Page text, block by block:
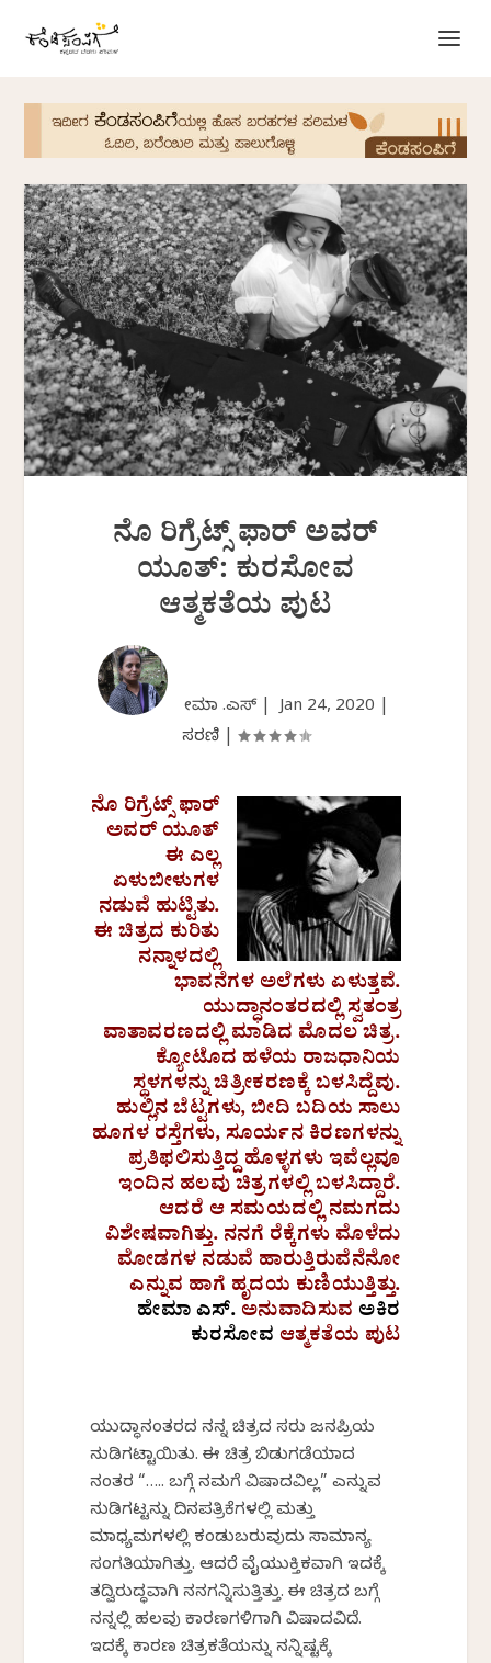
ನೊ ರಿಗ್ರೆಟ್ಸ್ ಫಾರ್ ಅವರ್
ಯೂತ್: ಕುರಸೋವ
ಆತ್ಮಕತೆಯ ಪುಟ
ಹೇಮಾ .ಎಸ್ |Jan 24, 2020
ಸರಣಿ|
ನೊ ರಿಗ್ರೆಟ್ಸ್ ಫಾರ್
ಅವರ್ ಯೂತ್
ಈ ಎಲ್ಲ
ಏಳುಬೀಳುಗಳ
ನಡುವೆ ಹುಟ್ಟಿತು.
ಈ ಚಿತ್ರದ ಕುರಿತು
ನನ್ನಾಳದಲ್ಲಿ
ಭಾವನೆಗಳ ಅಲೆಗಳು ಏಳುತ್ತವೆ.
ಯುದ್ಧಾನಂತರದಲ್ಲಿ ಸ್ವತಂತ್ರ
ವಾತಾವರಣದಲ್ಲಿ ಮಾಡಿದ ಮೊದಲ ಚಿತ್ರ.
ಕ್ಯೋಟೊದ ಹಳೆಯ ರಾಜಧಾನಿಯ
ಸ್ಥಳಗಳನ್ನು ಚಿತ್ರೀಕರಣಕ್ಕೆ ಬಳಸಿದ್ದೆವು.
ಹುಲ್ಲಿನ ಬೆಟ್ಟಗಳು, ಬೀದಿ ಬದಿಯ ಸಾಲು
ಹೂಗಳ ರಸ್ತೆಗಳು, ಸೂರ್ಯನ ಕಿರಣಗಳನ್ನು
ಪ್ರತಿಫಲಿಸುತ್ತಿದ್ದ ಹೊಳ್ಳಗಳು ಇವೆಲ್ಲವೂ
ಇಂದಿನ ಹಲವು ಚಿತ್ರಗಳಲ್ಲಿ ಬಳಸಿದ್ದಾರೆ.
ಆದರೆ ಆ ಸಮಯದಲ್ಲಿ ನಮಗದು
ವಿಶೇಷವಾಗಿತ್ತು. ನನಗೆ ರೆಕ್ಕೆಗಳು ಮೊಳೆದು
ಮೋಡಗಳ ನಡುವೆ ಹಾರುತ್ತಿರುವೆನೆನೋ
ಎನ್ನುವ ಹಾಗೆ ಹೃದಯ ಕುಣಿಯುತ್ತಿತ್ತು.
ಹೇಮಾ ಎಸ್. ಅನುವಾದಿಸುವ ಅಕಿರ
ಕುರಸೋವ ಆತ್ಮಕತೆಯ ಪುಟ
ಯುದ್ಧಾನಂತರದ ನನ್ನ ಚಿತ್ರದ ಹೆಸರು ಜನಪ್ರಿಯ
ನುಡಿಗಟ್ಟಾಯಿತು. ಈ ಚಿತ್ರ ಬಿಡುಗಡೆಯಾದ
ನಂತರ “….. ಬಗ್ಗೆ ನಮಗೆ ವಿಷಾದವಿಲ್ಲ” ಎನ್ನುವ
ನುಡಿಗಟ್ಟನ್ನು ದಿನಪತ್ರಿಕೆಗಳಲ್ಲಿ ಮತ್ತು
ಮಾಧ್ಯಮಗಳಲ್ಲಿ ಕಂಡುಬರುವುದು ಸಾಮಾನ್ಯ
ಸಂಗತಿಯಾಗಿತ್ತು. ಆದರೆ ವೈಯುಕ್ತಿಕವಾಗಿ ಇದಕ್ಕೆ
ತದ್ವಿರುದ್ಧವಾಗಿ ನನಗನ್ನಿಸುತ್ತಿತ್ತು. ಈ ಚಿತ್ರದ ಬಗ್ಗೆ
ನನ್ನಲ್ಲಿ ಹಲವು ಕಾರಣಗಳಿಗಾಗಿ ವಿಷಾದವಿದೆ.
ಇದಕ್ಕೆ ಕಾರಣ ಚಿತ್ರಕತೆಯನ್ನು ನನ್ನಿಷ್ಟಕ್ಕೆ